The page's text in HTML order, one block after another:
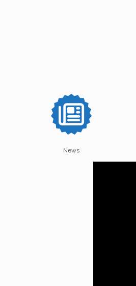
News